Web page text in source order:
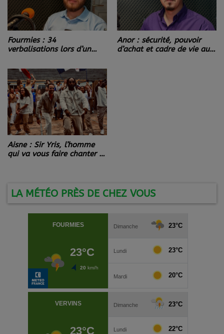
Fourmies : 34
verbalisations lors d’un
Gendarmerie vendredi 29
mai.
Anor : sécurité, pouvoir
d’achat et cadre de vie au
Aisne : Sir Yris, l’homme
qui va vous faire chanter et
LA MÉTÉO PRÈS DE CHEZ VOUS